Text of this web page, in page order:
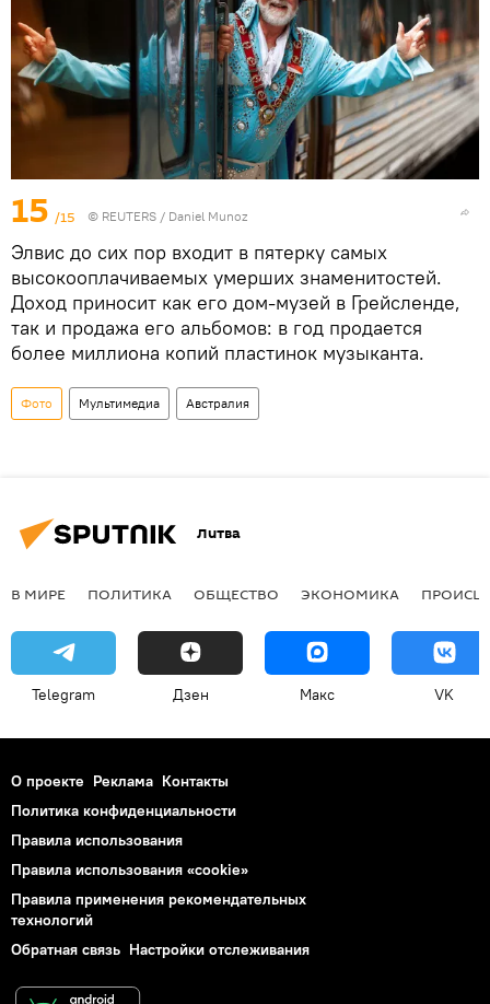
15 /15 © REUTERS / Daniel Munoz
Элвис до сих пор входит в пятерку самых
высокооплачиваемых умерших знаменитостей.
Доход приносит как его дом-музей в Грейсленде,
так и продажа его альбомов: в год продается
более миллиона копий пластинок музыканта.
Фото Мультимедиа Австралия
Литва
В МИРЕ ПОЛИТИКА ОБЩЕСТВО ЭКОНОМИКА
Telegram Дзен Макс VK
О проекте Реклама Контакты
Политика конфиденциальности
Правила использования
Правила использования «cookie»
Правила применения рекомендательных
технологий
Обратная связь Настройки отслеживания